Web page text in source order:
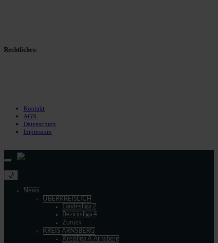
Rechtliches:
Kontakt
AGN
Datenschutz
Impressum
🌙
News
ÜBERKREISLICH
Landesliga 2
Bezirksliga 4
Zurück
KREIS ARNSBERG
Kreisliga A Arnsberg